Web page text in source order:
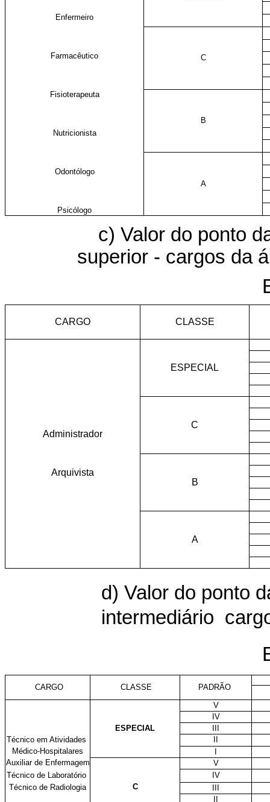
Enfermeiro
Farmacêutico
Fisioterapeuta
Nutricionista
Odontólogo
Psicólogo
C
B
A
c) Valor do ponto
superior - cargos da
CARGO CLASSE
Administrador
Arquivista
ESPECIAL
C
B
A
d) Valor do ponto
intermediário
CARGO CLASSE PADRÃO
ESPECIAL
V
IV
III
Técnico em Atividades
II
Médico-Hospitalares
I
Auxiliar de Enfermagem
C
V
Técnico de Laboratório
IV
Técnico de Radiologia
III
II